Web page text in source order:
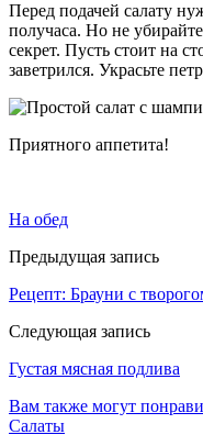
Перед подачей салату
получаса. Но не
секрет. Пусть стоит на
заветрился. Украсьте
Приятного аппетита!
На обед
Предыдущая запись
Рецепт: Брауни с
Следующая запись
Густая мясная подлива
Вам также могут
Салаты